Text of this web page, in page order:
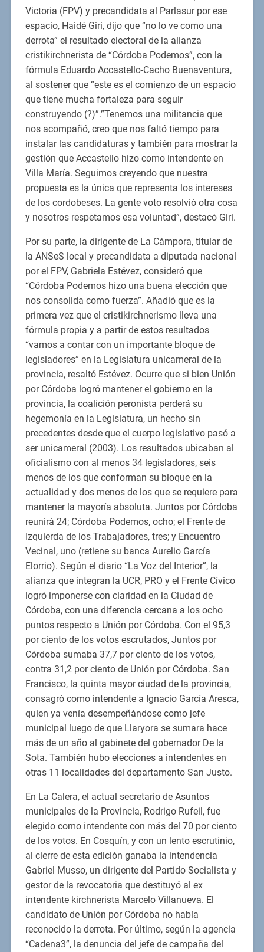
Victoria (FPV) y precandidata al Parlasur por ese
espacio, Haidé Giri, dijo que “no lo ve como una
derrota” el resultado electoral de la alianza
cristikirchnerista de “Córdoba Podemos”, con la
fórmula Eduardo Accastello-Cacho Buenaventura,
al sostener que “este es el comienzo de un espacio
que tiene mucha fortaleza para seguir
construyendo (?)”.”Tenemos una militancia que
nos acompañó, creo que nos faltó tiempo para
instalar las candidaturas y también para mostrar la
gestión que Accastello hizo como intendente en
Villa María. Seguimos creyendo que nuestra
propuesta es la única que representa los intereses
de los cordobeses. La gente voto resolvió otra cosa
y nosotros respetamos esa voluntad”, destacó Giri.
Por su parte, la dirigente de La Cámpora, titular de
la ANSeS local y precandidata a diputada nacional
por el FPV, Gabriela Estévez, consideró que
“Córdoba Podemos hizo una buena elección que
nos consolida como fuerza”. Añadió que es la
primera vez que el cristikirchnerismo lleva una
fórmula propia y a partir de estos resultados
“vamos a contar con un importante bloque de
legisladores” en la Legislatura unicameral de la
provincia, resaltó Estévez. Ocurre que si bien Unión
por Córdoba logró mantener el gobierno en la
provincia, la coalición peronista perderá su
hegemonía en la Legislatura, un hecho sin
precedentes desde que el cuerpo legislativo pasó a
ser unicameral (2003). Los resultados ubicaban al
oficialismo con al menos 34 legisladores, seis
menos de los que conforman su bloque en la
actualidad y dos menos de los que se requiere para
mantener la mayoría absoluta. Juntos por Córdoba
reunirá 24; Córdoba Podemos, ocho; el Frente de
Izquierda de los Trabajadores, tres; y Encuentro
Vecinal, uno (retiene su banca Aurelio García
Elorrio). Según el diario “La Voz del Interior”, la
alianza que integran la UCR, PRO y el Frente Cívico
logró imponerse con claridad en la Ciudad de
Córdoba, con una diferencia cercana a los ocho
puntos respecto a Unión por Córdoba. Con el 95,3
por ciento de los votos escrutados, Juntos por
Córdoba sumaba 37,7 por ciento de los votos,
contra 31,2 por ciento de Unión por Córdoba. San
Francisco, la quinta mayor ciudad de la provincia,
consagró como intendente a Ignacio García Aresca,
quien ya venía desempeñándose como jefe
municipal luego de que Llaryora se sumara hace
más de un año al gabinete del gobernador De la
Sota. También hubo elecciones a intendentes en
otras 11 localidades del departamento San Justo.
En La Calera, el actual secretario de Asuntos
municipales de la Provincia, Rodrigo Rufeil, fue
elegido como intendente con más del 70 por ciento
de los votos. En Cosquín, y con un lento escrutinio,
al cierre de esta edición ganaba la intendencia
Gabriel Musso, un dirigente del Partido Socialista y
gestor de la revocatoria que destituyó al ex
intendente kirchnerista Marcelo Villanueva. El
candidato de Unión por Córdoba no había
reconocido la derrota. Por último, según la agencia
“Cadena3”, la denuncia del jefe de campaña del